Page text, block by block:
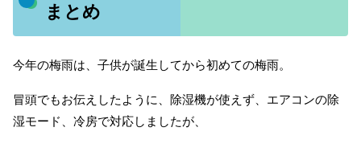
まとめ
今年の梅雨は、子供が誕生してから初めての梅雨。
冒頭でもお伝えしたように、除湿機が使えず、エアコンの除
湿モード、冷房で対応しましたが、